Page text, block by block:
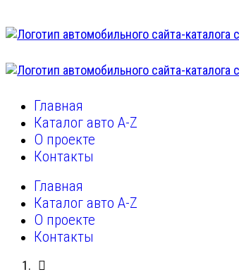
Главная
Каталог авто A-Z
О проекте
Контакты
Главная
Каталог авто A-Z
О проекте
Контакты